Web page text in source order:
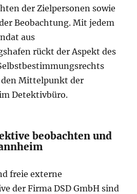
der Zielpersonen sowie
Beobachtung. Mit jedem
aus
rückt der Aspekt des
Mittelpunkt der
Detektivbüro.
beobachten und
freie externe
der Firma DSD GmbH sind